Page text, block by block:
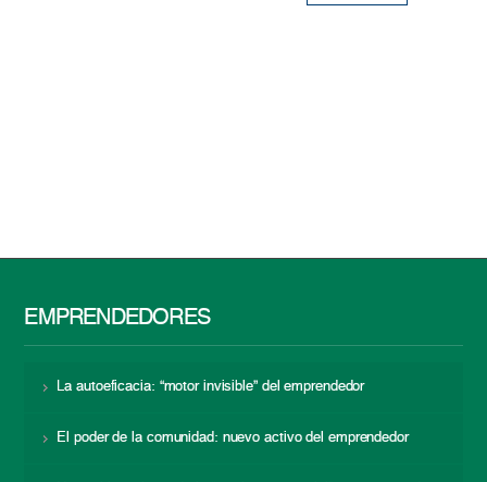
EMPRENDEDORES
La autoeficacia: “motor invisible” del emprendedor
El poder de la comunidad: nuevo activo del emprendedor